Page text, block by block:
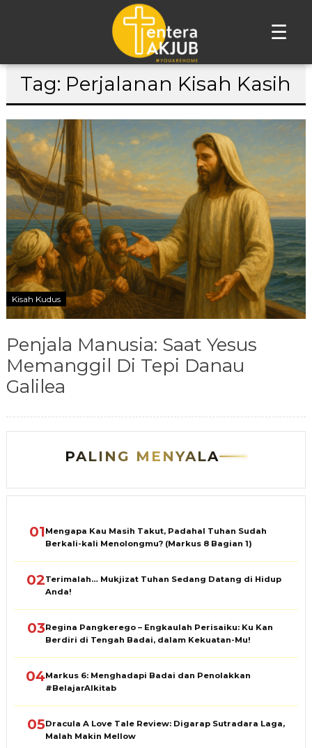
☰
Lompat
Tag: Perjalanan Kisah Kasih
Kisah Kudus
Penjala Manusia: Saat Yesus
Memanggil Di Tepi Danau
Galilea
PALING MENYALA
01Mengapa Kau Masih Takut, Padahal Tuhan Sudah
Berkali-kali Menolongmu? (Markus 8 Bagian 1)
02Terimalah… Mukjizat Tuhan Sedang Datang di Hidup
Anda!
03Regina Pangkerego – Engkaulah Perisaiku: Ku Kan
Berdiri di Tengah Badai, dalam Kekuatan-Mu!
04Markus 6: Menghadapi Badai dan Penolakkan
#BelajarAlkitab
05Dracula A Love Tale Review: Digarap Sutradara Laga,
Malah Makin Mellow